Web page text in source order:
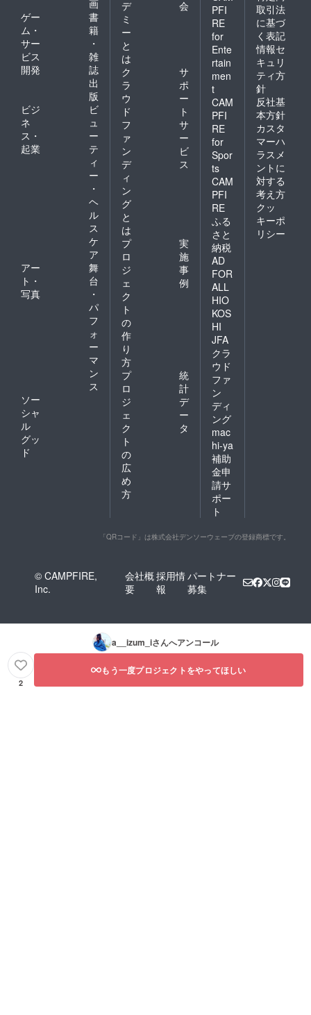
画
ゲー
ム・
サー
ビス
開発
書
籍
・
雑
誌
出
版
ビジ
ネ
ス・
起業
ビ
ュ
ー
テ
ィ
ー
・
ヘ
ル
ス
ケ
ア
アー
ト・
写真
舞
台
・
パ
フ
ォ
ー
マ
ン
ス
ソー
シャ
ル
グッ
ド
デ
ミ
ー
と
は
会
ク
ラ
ウ
ド
フ
ァ
ン
デ
ィ
ン
グ
と
は
サ
ポ
ー
ト
サ
ー
ビ
ス
プ
ロ
ジ
ェ
ク
ト
の
作
り
方
実
施
事
例
プ
ロ
ジ
ェ
ク
ト
の
広
め
方
統
計
デ
ー
タ
PFI
RE
for
Ente
rtain
men
t
CAM
PFI
RE
for
Spor
ts
CAM
PFI
RE
ふる
さと
納税
AD
FOR
ALL
HIO
KOS
HI
JFA
クラ
ウド
ファ
ン
ディ
ング
mac
hi-ya
補助
金申
請サ
ポー
ト
取引法
に基づ
く表記
情報セ
キュリ
ティ方
針
反社基
本方針
カスタ
マーハ
ラスメ
ントに
対する
考え方
クッ
キーポ
リシー
「QRコード」は株式会社デンソーウェーブの登録商標です。
© CAMPFIRE,
Inc.
会社概
要
採用情
報
パートナー
募集
a__izum_iさんへアンコール
2
もう一度プロジェクトをやってほしい